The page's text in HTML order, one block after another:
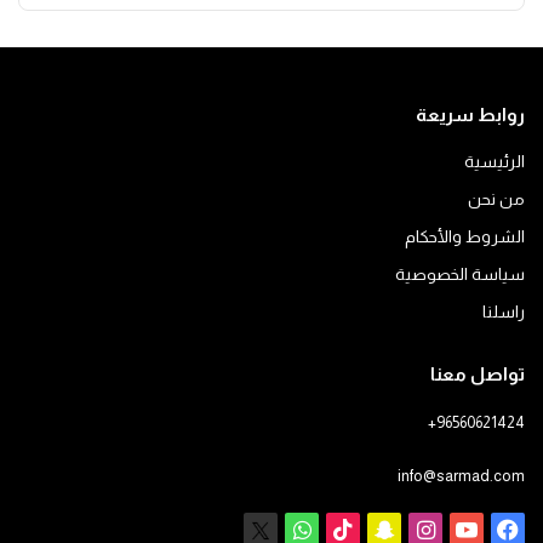
روابط سريعة
الرئيسية
من نحن
الشروط والأحكام
سياسة الخصوصية
راسلنا
تواصل معنا
+96560621424
info@sarmad.com
فيسبوكيوتيوبانستقرام
سناب ‫TikTokواتساب